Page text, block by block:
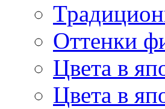
Оттенки
Цвета в
Цвета в